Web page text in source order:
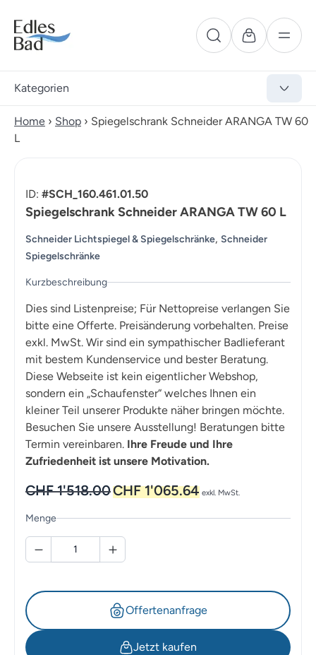
Kategorien
Home › Shop › Spiegelschrank Schneider ARANGA TW 60
L
ID: #SCH_160.461.01.50
Spiegelschrank Schneider ARANGA TW 60 L
Schneider Lichtspiegel & Spiegelschränke, Schneider
Spiegelschränke
Kurzbeschreibung
Dies sind Listenpreise; Für Nettopreise verlangen Sie
bitte eine Offerte. Preisänderung vorbehalten. Preise
exkl. MwSt. Wir sind ein sympathischer Badlieferant
mit bestem Kundenservice und bester Beratung.
Diese Webseite ist kein eigentlicher Webshop,
sondern ein „Schaufenster“ welches Ihnen ein
kleiner Teil unserer Produkte näher bringen möchte.
Besuchen Sie unsere Ausstellung! Beratungen bitte
Termin vereinbaren. Ihre Freude und Ihre
Zufriedenheit ist unsere Motivation.
CHF1'518.00Ursprünglicher
Preis
war:
CHF1'065.64Aktueller
Preis
ist:
exkl. MwSt.
Menge
Offertenanfrage
Jetzt kaufen